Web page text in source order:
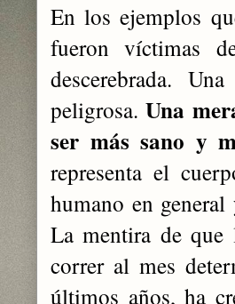
En los ejemplos
fueron víctimas
descerebrada.
peligrosa.Una
ser más sano y
representa el
humano en
La mentira de que
correr al mes
últimos años, ha